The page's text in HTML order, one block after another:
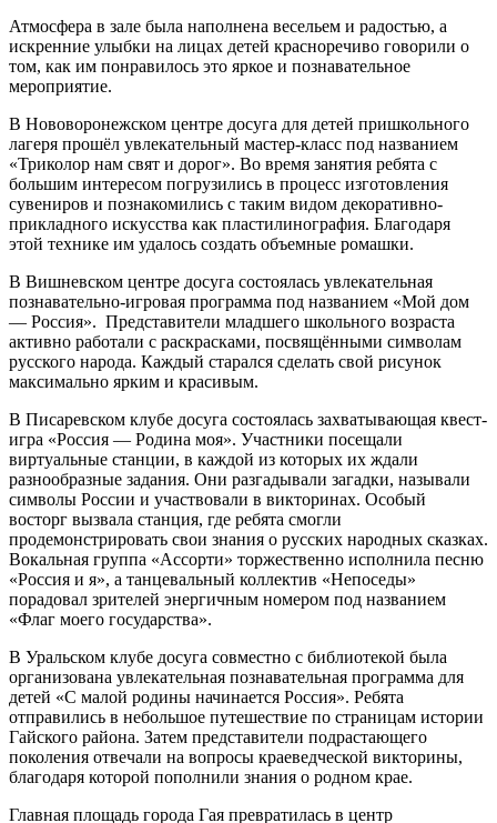
Атмосфера в зале была наполнена весельем и радостью, а
искренние улыбки на лицах детей красноречиво говорили о
том, как им понравилось это яркое и познавательное
мероприятие.
В Нововоронежском центре досуга для детей пришкольного
лагеря прошёл увлекательный мастер-класс под названием
«Триколор нам свят и дорог». Во время занятия ребята с
большим интересом погрузились в процесс изготовления
сувениров и познакомились с таким видом декоративно-
прикладного искусства как пластилинография. Благодаря
этой технике им удалось создать объемные ромашки.
В Вишневском центре досуга состоялась увлекательная
познавательно-игровая программа под названием «Мой дом
— Россия». Представители младшего школьного возраста
активно работали с раскрасками, посвящёнными символам
русского народа. Каждый старался сделать свой рисунок
максимально ярким и красивым.
В Писаревском клубе досуга состоялась захватывающая квест-
игра «Россия — Родина моя». Участники посещали
виртуальные станции, в каждой из которых их ждали
разнообразные задания. Они разгадывали загадки, называли
символы России и участвовали в викторинах. Особый
восторг вызвала станция, где ребята смогли
продемонстрировать свои знания о русских народных сказках.
Вокальная группа «Ассорти» торжественно исполнила песню
«Россия и я», а танцевальный коллектив «Непоседы»
порадовал зрителей энергичным номером под названием
«Флаг моего государства».
В Уральском клубе досуга совместно с библиотекой была
организована увлекательная познавательная программа для
детей «С малой родины начинается Россия». Ребята
отправились в небольшое путешествие по страницам истории
Гайского района. Затем представители подрастающего
поколения отвечали на вопросы краеведческой викторины,
благодаря которой пополнили знания о родном крае.
Главная площадь города Гая превратилась в центр